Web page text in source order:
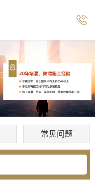
常见问题
